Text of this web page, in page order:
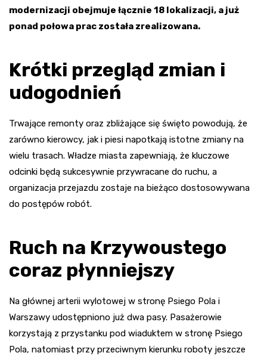
modernizacji obejmuje łącznie 18 lokalizacji, a już
ponad połowa prac została zrealizowana.
Krótki przegląd zmian i
udogodnień
Trwające remonty oraz zbliżające się święto powodują, że
zarówno kierowcy, jak i piesi napotkają istotne zmiany na
wielu trasach. Władze miasta zapewniają, że kluczowe
odcinki będą sukcesywnie przywracane do ruchu, a
organizacja przejazdu zostaje na bieżąco dostosowywana
do postępów robót.
Ruch na Krzywoustego
coraz płynniejszy
Na głównej arterii wylotowej w stronę Psiego Pola i
Warszawy udostępniono już dwa pasy. Pasażerowie
korzystają z przystanku pod wiaduktem w stronę Psiego
Pola, natomiast przy przeciwnym kierunku roboty jeszcze